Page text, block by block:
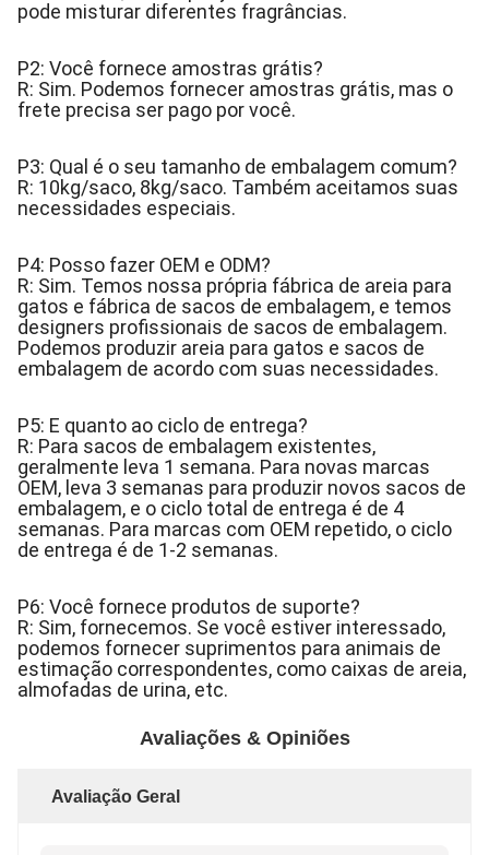
pode misturar diferentes fragrâncias.
P2: Você fornece amostras grátis?
R: Sim. Podemos fornecer amostras grátis, mas o
frete precisa ser pago por você.
P3: Qual é o seu tamanho de embalagem comum?
R: 10kg/saco, 8kg/saco. Também aceitamos suas
necessidades especiais.
P4: Posso fazer OEM e ODM?
R: Sim. Temos nossa própria fábrica de areia para
gatos e fábrica de sacos de embalagem, e temos
designers profissionais de sacos de embalagem.
Podemos produzir areia para gatos e sacos de
embalagem de acordo com suas necessidades.
P5: E quanto ao ciclo de entrega?
R: Para sacos de embalagem existentes,
geralmente leva 1 semana. Para novas marcas
OEM, leva 3 semanas para produzir novos sacos de
embalagem, e o ciclo total de entrega é de 4
semanas. Para marcas com OEM repetido, o ciclo
de entrega é de 1-2 semanas.
P6: Você fornece produtos de suporte?
R: Sim, fornecemos. Se você estiver interessado,
podemos fornecer suprimentos para animais de
estimação correspondentes, como caixas de areia,
almofadas de urina, etc.
Avaliações & Opiniões
Avaliação Geral